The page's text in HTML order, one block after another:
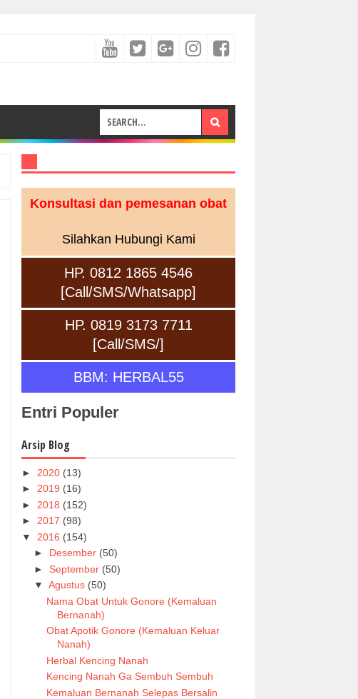
Konsultasi dan pemesanan obat
Silahkan Hubungi Kami
HP. 0812 1865 4546
[Call/SMS/Whatsapp]
HP. 0819 3173 7711
[Call/SMS/]
BBM: HERBAL55
Entri Populer
Arsip Blog
► 2020 (13)
► 2019 (16)
► 2018 (152)
► 2017 (98)
▼ 2016 (154)
► Desember (50)
► September (50)
▼ Agustus (50)
Nama Obat Untuk Gonore (Kemaluan
Bernanah)
Obat Apotik Gonore (Kemaluan Keluar
Nanah)
Herbal Kencing Nanah
Kencing Nanah Ga Sembuh Sembuh
Kemaluan Bernanah Selepas Bersalin